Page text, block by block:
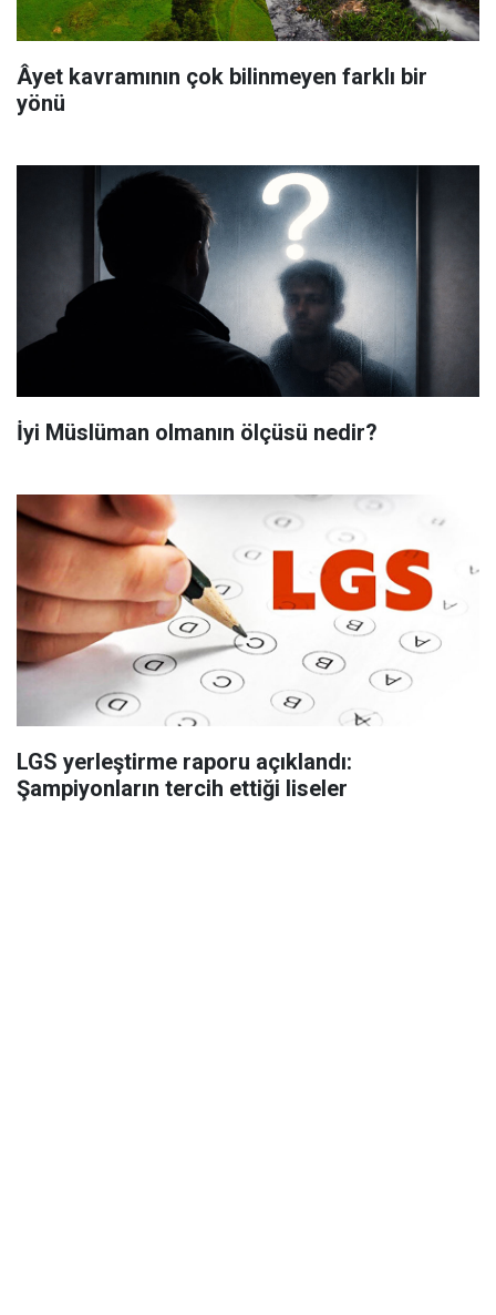
Âyet kavramının çok bilinmeyen farklı bir
yönü
İyi Müslüman olmanın ölçüsü nedir?
LGS yerleştirme raporu açıklandı:
Şampiyonların tercih ettiği liseler